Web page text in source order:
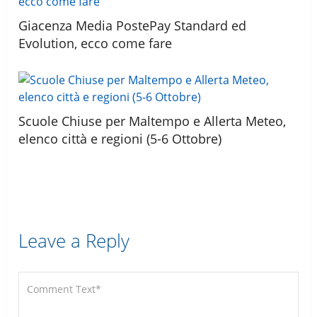
Giacenza Media PostePay Standard ed
Evolution, ecco come fare
Scuole Chiuse per Maltempo e Allerta Meteo,
elenco città e regioni (5-6 Ottobre)
Leave a Reply